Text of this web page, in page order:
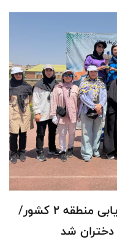
مسابقات دو و میدانی استعدادیابی منطقه 2 کشور/
شد